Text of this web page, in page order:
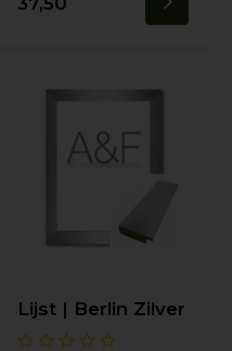
Lijst | Berlin Zilver